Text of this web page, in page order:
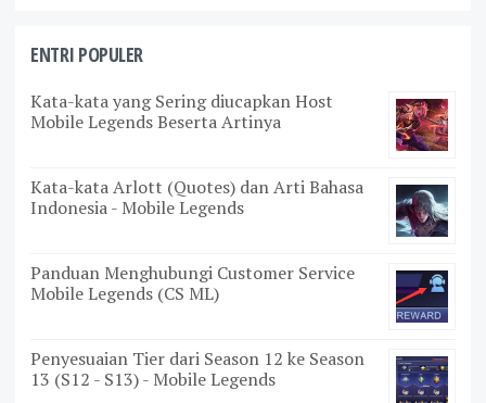
ENTRI POPULER
Kata-kata yang Sering diucapkan Host
Mobile Legends Beserta Artinya
Kata-kata Arlott (Quotes) dan Arti Bahasa
Indonesia - Mobile Legends
Panduan Menghubungi Customer Service
Mobile Legends (CS ML)
Penyesuaian Tier dari Season 12 ke Season
13 (S12 - S13) - Mobile Legends